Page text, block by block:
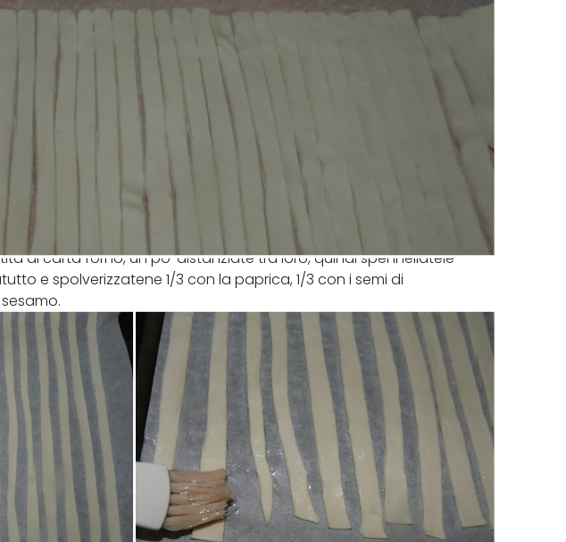
di carta forno, un po' distanziate tra loro, quindi spennellatele
e spolverizzatene 1/3 con la paprica, 1/3 con i semi di
a doratura a 180°C in forno ventilato già caldo.